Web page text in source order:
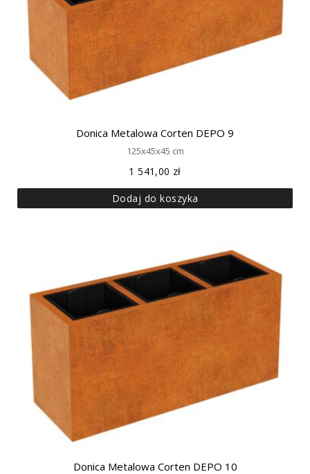
Donica Metalowa Corten DEPO 9
125x45x45 cm
1 541,00 zł
Dodaj do koszyka
Donica Metalowa Corten DEPO 10